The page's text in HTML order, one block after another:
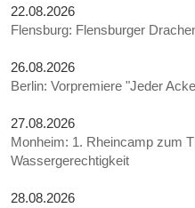
22.08.2026
Flensburg: Flensburger
26.08.2026
Berlin: Vorpremiere "Jeder
27.08.2026
Monheim: 1. Rheincamp zum
Wassergerechtigkeit
28.08.2026